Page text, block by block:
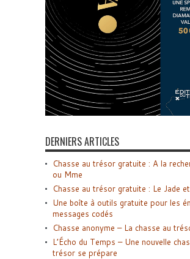
DERNIERS ARTICLES
Chasse au trésor gratuite : A la
ou Mme
Chasse au trésor gratuite : Le Jade
Une boîte à outils gratuite pour les
messages codés
Chasse anonyme – La chasse au
L’Écho du Temps – Une nouvelle
trésor se prépare